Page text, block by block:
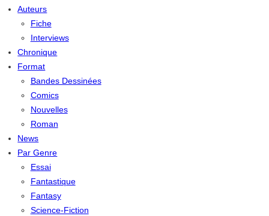
Auteurs
Fiche
Interviews
Chronique
Format
Bandes Dessinées
Comics
Nouvelles
Roman
News
Par Genre
Essai
Fantastique
Fantasy
Science-Fiction